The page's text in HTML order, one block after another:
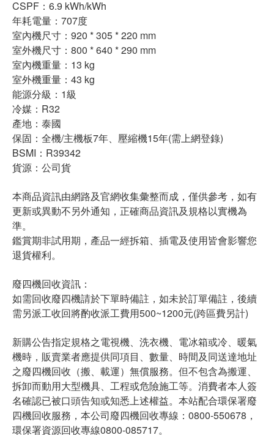
CSPF：6.9 kWh/kWh
年耗電量：707度
室內機尺寸：920 * 305 * 220 mm
室外機尺寸：800 * 640 * 290 mm
室內機重量：13 kg
室外機重量：43 kg
能源分級：1級
冷媒：R32
產地：泰國
保固：全機/主機板7年、壓縮機15年(需上網登錄)
BSMI：R39342
貨源：公司貨
本商品資訊由網路及官網收集彙整而成，僅供參考，如有
更新或異動不另外通知，正確商品資訊及規格以實機為
準。
鑑賞期非試用期，產品一經拆箱、插電及使用皆會影響您
退貨權利。
廢四機回收資訊：
如需回收廢四機請於下單時備註，如未於訂單備註，後續
需另派工收回將酌收派工費用500~1200元(跨區費另計)
新購公告指定規格之電視機、洗衣機、電冰箱或冷、暖氣
機時，販賣業者應提供同項目、數量、時間及同送達地址
之廢四機回收（搬、載運）無償服務。但不包含為搬運、
拆卸而動用大型機具、工程或危險施工等。消費者本人簽
名確認已被口頭告知或知悉上述權益。本站配合環保署廢
四機回收服務，本公司廢四機回收專線：0800-550678，
環保署資源回收專線0800-085717。